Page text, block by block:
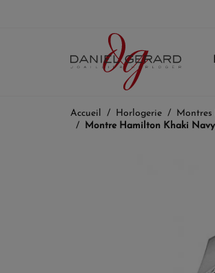
Accueil Horlogerie Montres
Montre Hamilton Khaki